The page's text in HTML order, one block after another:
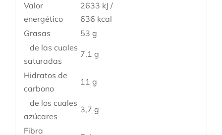
Valor
energético
2633 kJ /
636 kcal
Grasas
53 g
de las cuales
saturadas
7,1 g
Hidratos de
carbono
11 g
de los cuales
azúcares
3,7 g
Fibra